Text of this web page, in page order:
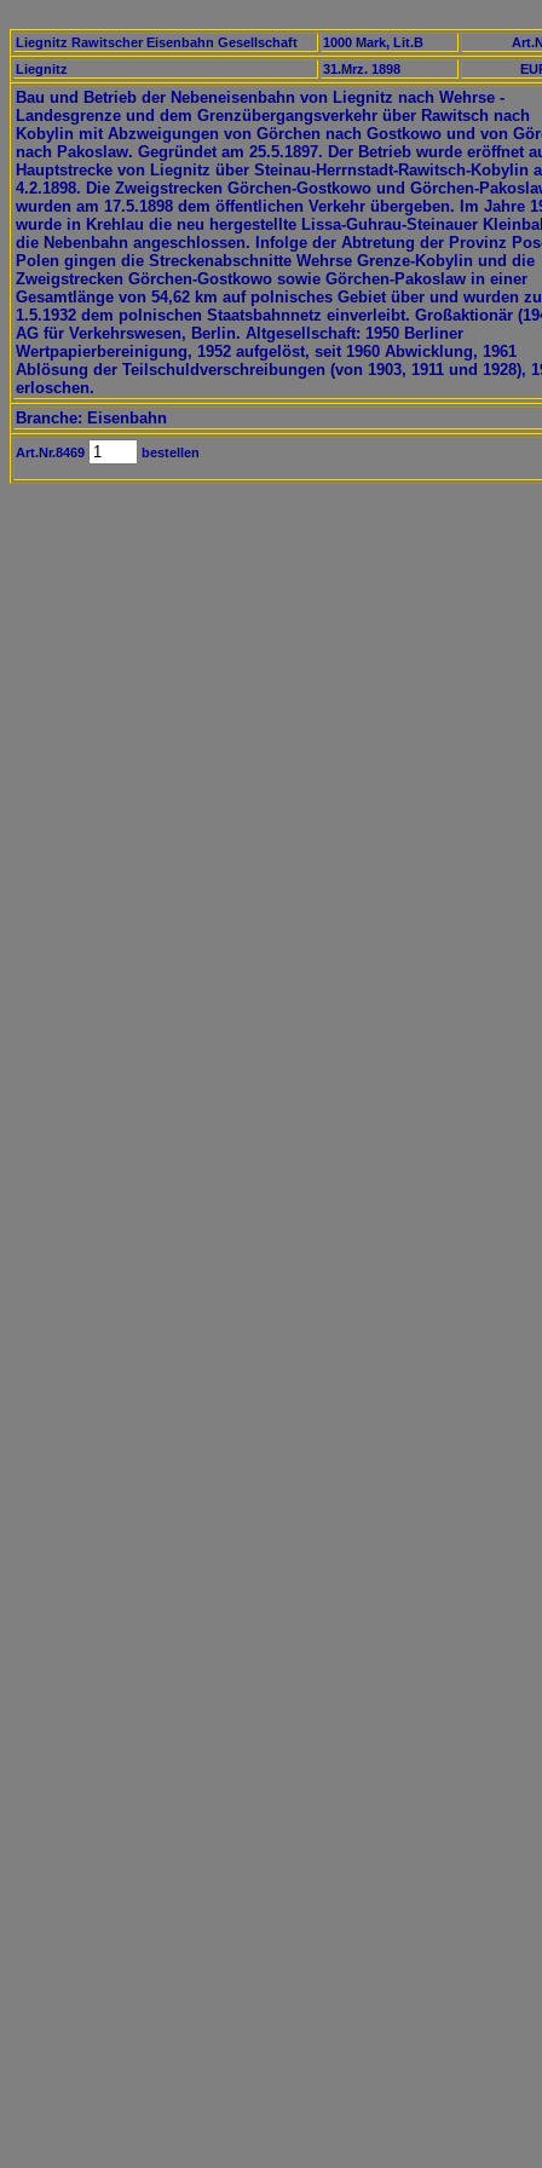
Liegnitz Rawitscher Eisenbahn Gesellschaft 1000 Mark, Lit.B
Liegnitz
31.Mrz. 1898
Bau und Betrieb der Nebeneisenbahn von Liegnitz nach Wehrse -
Landesgrenze und dem Grenzübergangsverkehr über Rawitsch nach
Kobylin mit Abzweigungen von Görchen nach Gostkowo und von
nach Pakoslaw. Gegründet am 25.5.1897. Der Betrieb wurde eröffnet
Hauptstrecke von Liegnitz über Steinau-Herrnstadt-Rawitsch-Kobylin
4.2.1898. Die Zweigstrecken Görchen-Gostkowo und Görchen-
wurden am 17.5.1898 dem öffentlichen Verkehr übergeben. Im Jahre
wurde in Krehlau die neu hergestellte Lissa-Guhrau-Steinauer
die Nebenbahn angeschlossen. Infolge der Abtretung der Provinz
Polen gingen die Streckenabschnitte Wehrse Grenze-Kobylin und die
Zweigstrecken Görchen-Gostkowo sowie Görchen-Pakoslaw in einer
Gesamtlänge von 54,62 km auf polnisches Gebiet über und wurden
1.5.1932 dem polnischen Staatsbahnnetz einverleibt. Großaktionär
AG für Verkehrswesen, Berlin. Altgesellschaft: 1950 Berliner
Wertpapierbereinigung, 1952 aufgelöst, seit 1960 Abwicklung, 1961
Ablösung der Teilschuldverschreibungen (von 1903, 1911 und 1928),
erloschen.
Branche: Eisenbahn
Art.Nr.8469 bestellen